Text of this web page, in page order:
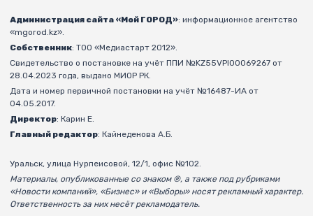
Администрация сайта «Мой ГОРОД»: информационное агентство
«mgorod.kz».
Собственник: ТОО «Медиастарт 2012».
Свидетельство о постановке на учёт ППИ №KZ55VPI00069267 от
28.04.2023 года, выдано МИОР РК.
Дата и номер первичной постановки на учёт №16487-ИА от
04.05.2017.
Директор: Карин Е.
Главный редактор: Кайнеденова А.Б.
Уральск, улица Нурпеисовой, 12/1, офис №102.
Материалы, опубликованные со знаком ®, а также под рубриками
«Новости компаний», «Бизнес» и «Выборы» носят рекламный характер.
Ответственность за них несёт рекламодатель.